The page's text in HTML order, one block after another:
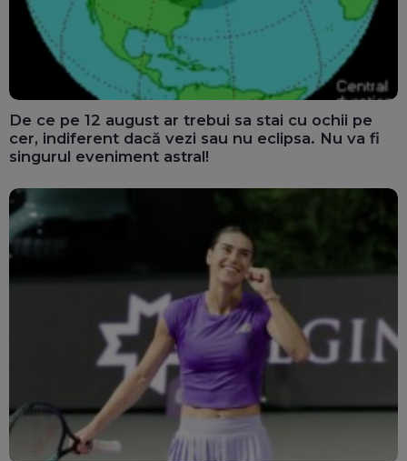
De ce pe 12 august ar trebui sa stai cu ochii pe
cer, indiferent dacă vezi sau nu eclipsa. Nu va fi
singurul eveniment astral!